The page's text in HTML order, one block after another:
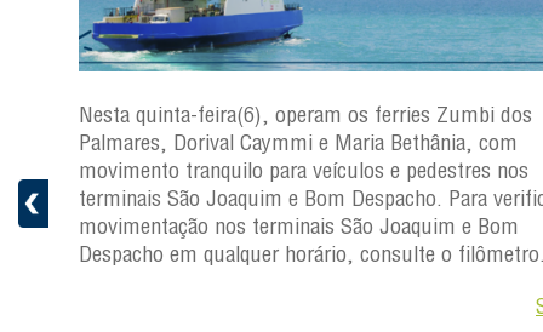
Nesta quinta-feira(6), operam os ferries Zumbi dos
Palmares, Dorival Caymmi e Maria Bethânia, com
movimento tranquilo para veículos e pedestres nos
terminais São Joaquim e Bom Despacho. Para
movimentação nos terminais São Joaquim e Bom
Despacho em qualquer horário, consulte o